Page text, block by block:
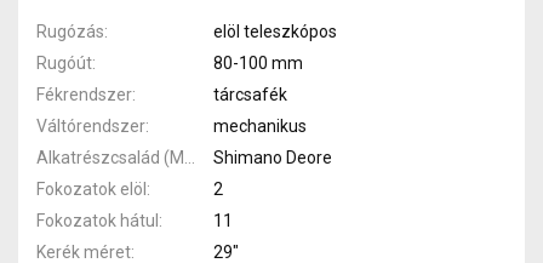
Rugózás
elöl teleszkópos
Rugóút
80-100 mm
Fékrendszer
tárcsafék
Váltórendszer
mechanikus
Shimano Deore
Fokozatok elöl
2
Fokozatok hátul
11
Kerék méret
29"